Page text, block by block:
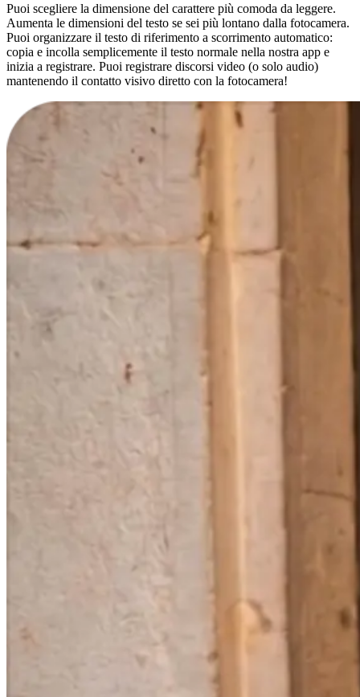
Puoi scegliere la dimensione del carattere più comoda da leggere.
Aumenta le dimensioni del testo se sei più lontano dalla fotocamera.
Puoi organizzare il testo di riferimento a scorrimento automatico:
copia e incolla semplicemente il testo normale nella nostra app e
inizia a registrare. Puoi registrare discorsi video (o solo audio)
mantenendo il contatto visivo diretto con la fotocamera!